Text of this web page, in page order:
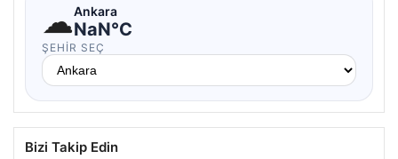
☁Ankara
NaN°C
ŞEHIR SEÇ
Bizi Takip Edin